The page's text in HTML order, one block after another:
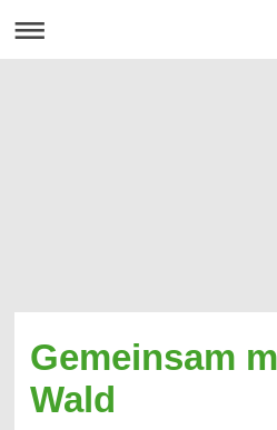
Gemeinsam
Wald